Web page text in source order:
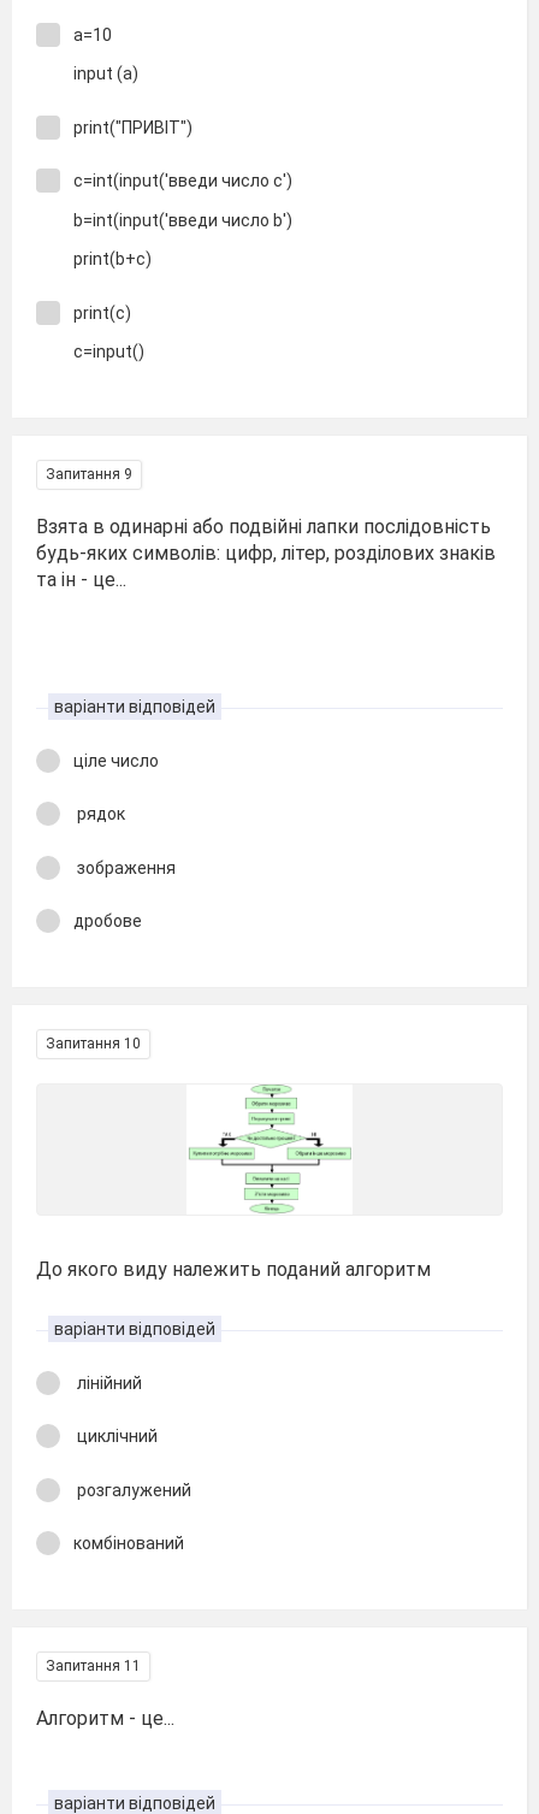
а=10
input (a)
print("ПРИВІТ")
c=int(input('введи число с')
b=int(input('введи число b')
print(b+c)
print(c)
c=input()
Запитання 9
Взята в одинарні або подвійні лапки послідовність
будь-яких символів: цифр, літер, розділових знаків
та ін - це...
варіанти відповідей
ціле число
рядок
зображення
дробове
Запитання 10
До якого виду належить поданий алгоритм
варіанти відповідей
лінійний
циклічний
розгалужений
комбінований
Запитання 11
Алгоритм - це...
варіанти відповідей